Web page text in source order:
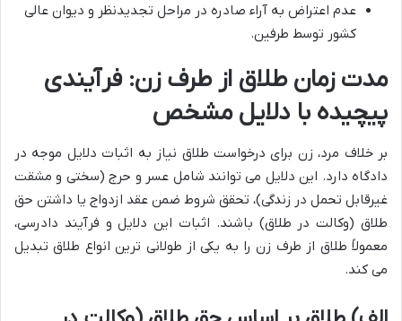
عدم اعتراض به آراء صادره در مراحل تجدیدنظر و دیوان عالی
کشور توسط طرفین.
مدت زمان طلاق از طرف زن: فرآیندی
پیچیده با دلایل مشخص
بر خلاف مرد، زن برای درخواست طلاق نیاز به اثبات دلایل موجه در
دادگاه دارد. این دلایل می توانند شامل عسر و حرج (سختی و مشقت
غیرقابل تحمل در زندگی)، تحقق شروط ضمن عقد ازدواج یا داشتن حق
طلاق (وکالت در طلاق) باشند. اثبات این دلایل و فرآیند دادرسی،
معمولاً طلاق از طرف زن را به یکی از طولانی ترین انواع طلاق تبدیل
می کند.